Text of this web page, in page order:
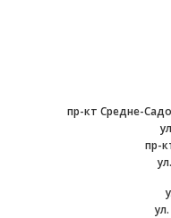
пр-кт Средне-
пр-